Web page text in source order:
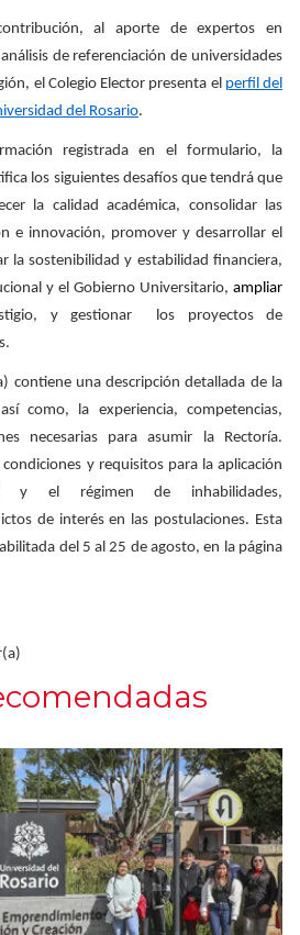
al aporte de expertos en
de referenciación de universidades
el Colegio Elector presenta el perfil del
del Rosario.
registrada en el formulario, la
los siguientes desafíos que tendrá que
la calidad académica, consolidar las
e innovación, promover y desarrollar el
la sostenibilidad y estabilidad financiera,
y el Gobierno Universitario, ampliar
y gestionar los proyectos de
contiene una descripción detallada de la
como, la experiencia, competencias,
necesarias para asumir la Rectoría.
y requisitos para la aplicación
y el régimen de inhabilidades,
de interés en las postulaciones. Esta
del 5 al 25 de agosto, en la página